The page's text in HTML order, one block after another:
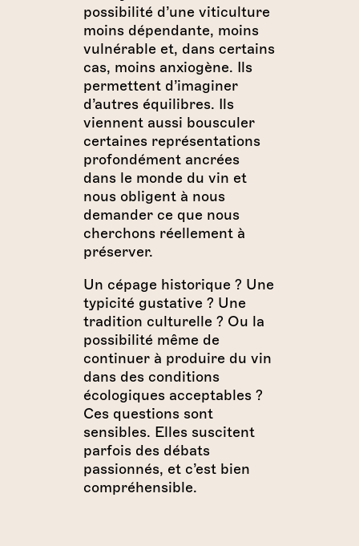
possibilité d’une viticulture
moins dépendante, moins
vulnérable et, dans certains
cas, moins anxiogène. Ils
permettent d’imaginer
d’autres équilibres. Ils
viennent aussi bousculer
certaines représentations
profondément ancrées
dans le monde du vin et
nous obligent à nous
demander ce que nous
cherchons réellement à
préserver.
Un cépage historique ? Une
typicité gustative ? Une
tradition culturelle ? Ou la
possibilité même de
continuer à produire du vin
dans des conditions
écologiques acceptables ?
Ces questions sont
sensibles. Elles suscitent
parfois des débats
passionnés, et c’est bien
compréhensible.